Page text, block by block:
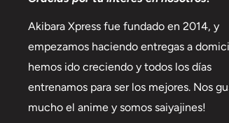
Akibara Xpress fue fundado en 2014, y
empezamos haciendo entregas a
hemos ido creciendo y todos los días
entrenamos para ser los mejores. Nos
mucho el anime y somos saiyajines!